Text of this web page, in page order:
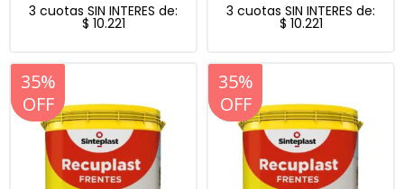
3 cuotas SIN INTERES de:
$ 10.221
3 cuotas SIN INTERES de:
$ 10.221
20%
OFF
35%
OFF
20%
OFF
35%
OFF